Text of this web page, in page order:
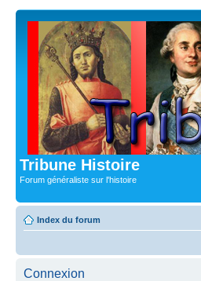
Tribune Histoire
Forum généraliste sur l'histoire
Index du forum
Connexion